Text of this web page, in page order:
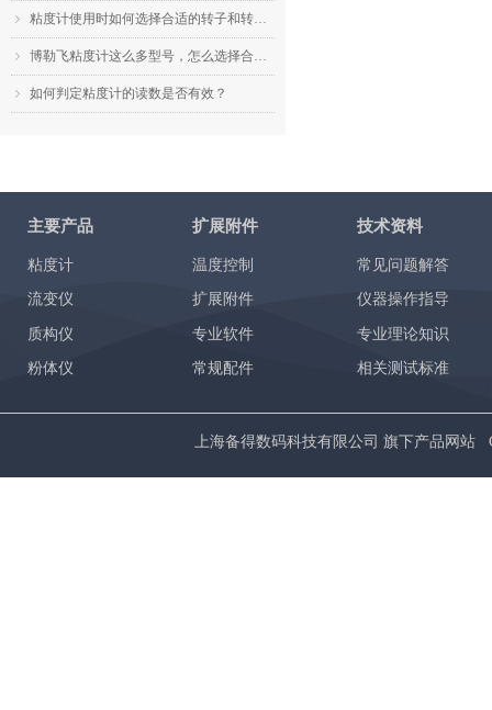
ꁇ 粘度计使用时如何选择合适的转子和转速？
ꁇ 博勒飞粘度计这么多型号，怎么选择合适的机型？
ꁇ 如何判定粘度计的读数是否有效？
上海备得数码科技有限公司 旗下产品网站
常见问题解答
仪器操作指导
专业理论知识
相关测试标准
主要产品 技术资料
扩展附件
粘度计
流变仪
质构仪
粉体仪
温度控制
扩展附件
专业软件
常规配件